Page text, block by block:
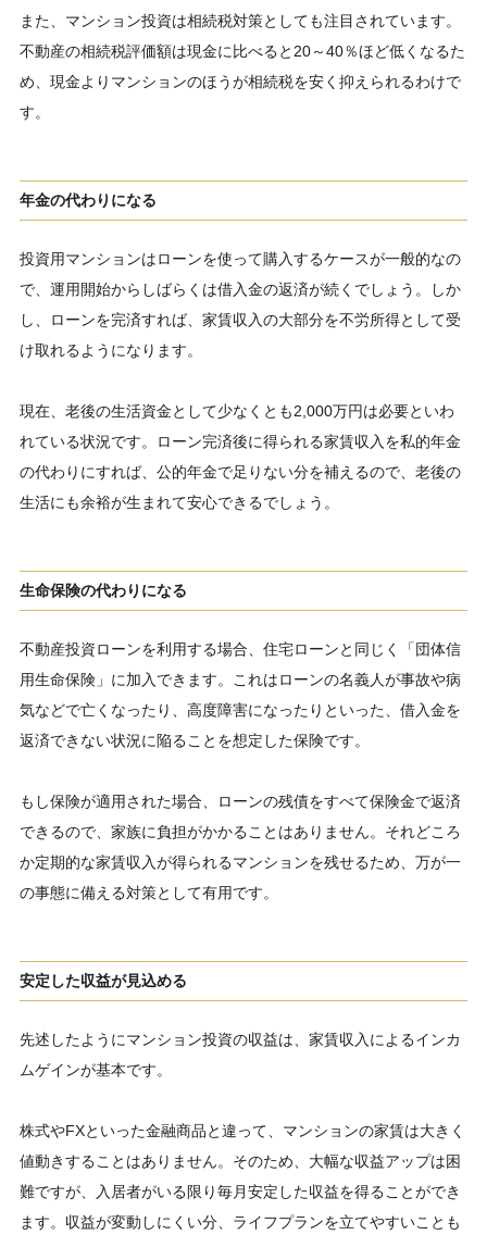
また、マンション投資は相続税対策としても注目されています。
不動産の相続税評価額は現金に比べると20～40％ほど低くなるた
め、現金よりマンションのほうが相続税を安く抑えられるわけで
す。
年金の代わりになる
投資用マンションはローンを使って購入するケースが一般的なの
で、運用開始からしばらくは借入金の返済が続くでしょう。しか
し、ローンを完済すれば、家賃収入の大部分を不労所得として受
け取れるようになります。
現在、老後の生活資金として少なくとも2,000万円は必要といわ
れている状況です。ローン完済後に得られる家賃収入を私的年金
の代わりにすれば、公的年金で足りない分を補えるので、老後の
生活にも余裕が生まれて安心できるでしょう。
生命保険の代わりになる
不動産投資ローンを利用する場合、住宅ローンと同じく「団体信
用生命保険」に加入できます。これはローンの名義人が事故や病
気などで亡くなったり、高度障害になったりといった、借入金を
返済できない状況に陥ることを想定した保険です。
もし保険が適用された場合、ローンの残債をすべて保険金で返済
できるので、家族に負担がかかることはありません。それどころ
か定期的な家賃収入が得られるマンションを残せるため、万が一
の事態に備える対策として有用です。
安定した収益が見込める
先述したようにマンション投資の収益は、家賃収入によるインカ
ムゲインが基本です。
株式やFXといった金融商品と違って、マンションの家賃は大きく
値動きすることはありません。そのため、大幅な収益アップは困
難ですが、入居者がいる限り毎月安定した収益を得ることができ
ます。収益が変動しにくい分、ライフプランを立てやすいことも